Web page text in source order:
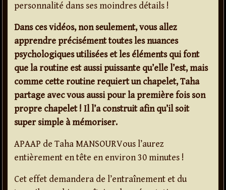
personnalité dans ses moindres détails !
Dans ces vidéos, non seulement, vous allez
apprendre précisément toutes les nuances
psychologiques utilisées et les éléments qui font
que la routine est aussi puissante qu’elle l’est, mais
comme cette routine requiert un chapelet, Taha
partage avec vous aussi pour la première fois son
propre chapelet ! Il l’a construit afin qu’il soit
super simple à mémoriser.
APAAP de Taha MANSOURVous l’aurez
entièrement en tête en environ 30 minutes !
Cet effet demandera de l’entraînement et du